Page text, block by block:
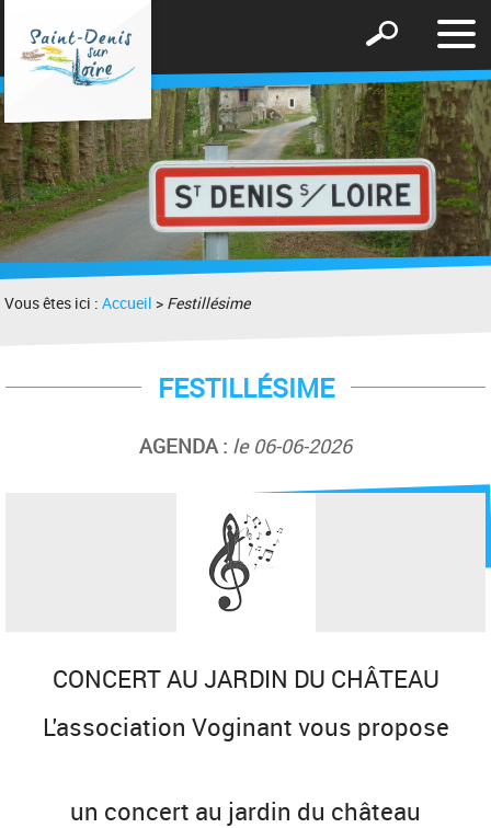
le
Afficher
formulaire
de
recherche
Vous êtes ici :Accueil > Festillésime
FESTILLÉSIME
AGENDA : le 06-06-2026
CONCERT AU JARDIN DU CHÂTEAU
L'association Voginant vous propose
un concert au jardin du château